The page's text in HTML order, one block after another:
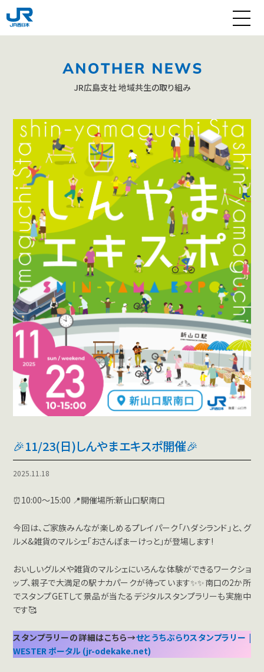
JR広島支社 地域共生の取り組み
🎉11/23(日)しんやまエキスポ開催🎉
2025.11.18
⏰10:00～15:00 📍開催場所:新山口駅南口
今回は、ご家族みんなが楽しめるプレイパーク「ハダシランド」と、グ
ルメ&雑貨のマルシェ「おさんぽまーけっと」が登場します!
おいしいグルメや雑貨のマルシェにいろんな体験ができるワークショ
ップ、親子で大満足の駅ナカパークが待っています✨✨南口の2か所
でスタンプGETして景品が当たるデジタルスタンプラリーも実施中
です🥰
スタンプラリーの詳細はこちら→せとうちぶらりスタンプラリー |
WESTER ポータル (jr-odekake.net)